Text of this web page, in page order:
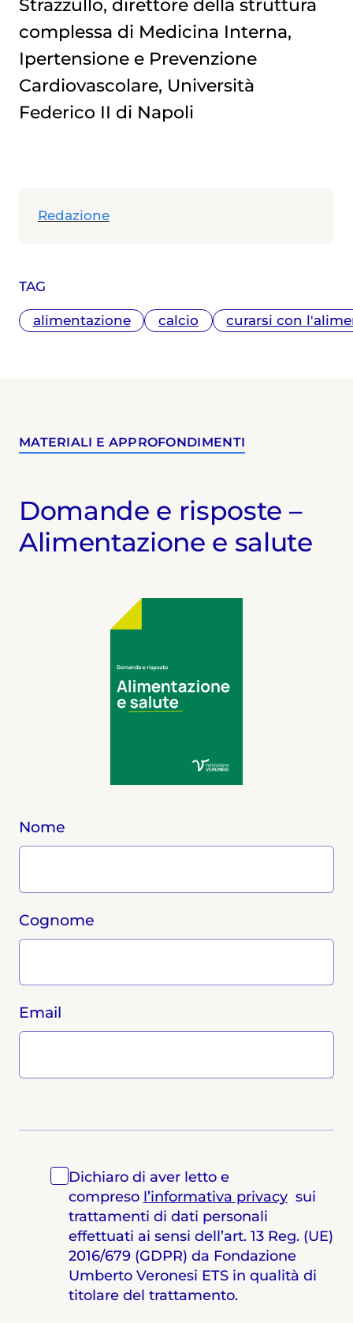
TAG
alimentazione calcio curarsi con
Strazzullo, direttore della struttura
complessa di Medicina Interna,
Ipertensionee Prevenzione
Cardiovascolare, Università
Federico II di Napoli
Redazione
MATERIALI E APPROFONDIMENTI
Domande e risposte –
Alimentazione e salute
Nome
Cognome
Email
Dichiaro di aver letto e
compreso l’informativa privacysui
trattamenti di dati personali
effettuati ai sensi dell’art. 13 Reg. (UE)
2016/679 (GDPR) da Fondazione
Umberto Veronesi ETS in qualità di
titolare del trattamento.